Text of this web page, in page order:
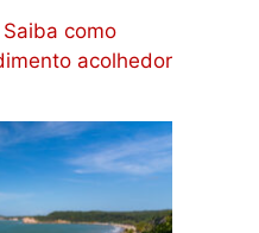
como
acolhedor